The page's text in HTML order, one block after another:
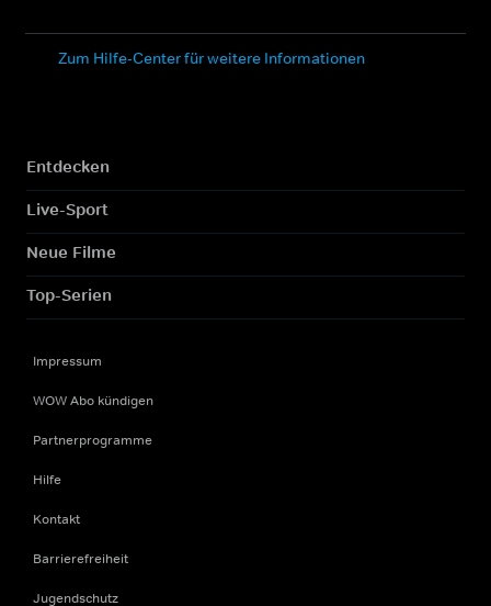
Zum Hilfe-Center für weitere Informationen
Entdecken
Live-Sport
Neue Filme
Top-Serien
Impressum
WOW Abo kündigen
Partnerprogramme
Hilfe
Kontakt
Barrierefreiheit
Jugendschutz